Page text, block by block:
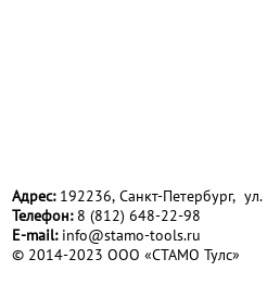
Адрес:192236, Санкт-Петербург,
Телефон:8 (812) 648-22-98
Е-mail: info@stamo-tools.ru
© 2014-2023 ООО «СТАМО Тулс»